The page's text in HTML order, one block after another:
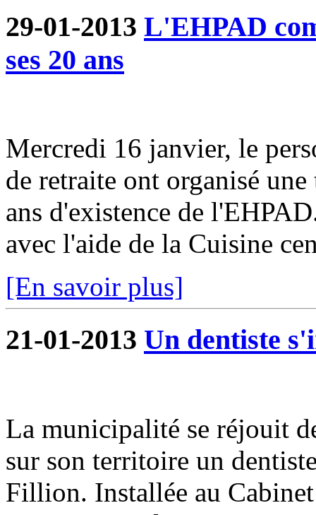
29-01-2013 L'EHPAD
ses 20 ans
Mercredi 16 janvier, le
de retraite ont organisé
ans d'existence de
avec l'aide de la Cuisine
[En savoir plus]
21-01-2013 Un dentiste
La municipalité se réjouit
sur son territoire un
Fillion. Installée au